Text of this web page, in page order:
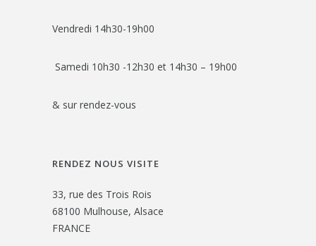
Vendredi 14h30-19h00
Samedi 10h30 -12h30 et 14h30 – 19h00
& sur rendez-vous
RENDEZ NOUS VISITE
33, rue des Trois Rois
68100 Mulhouse, Alsace
FRANCE